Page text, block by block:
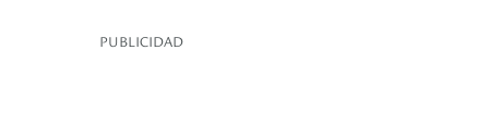
PUBLICIDAD